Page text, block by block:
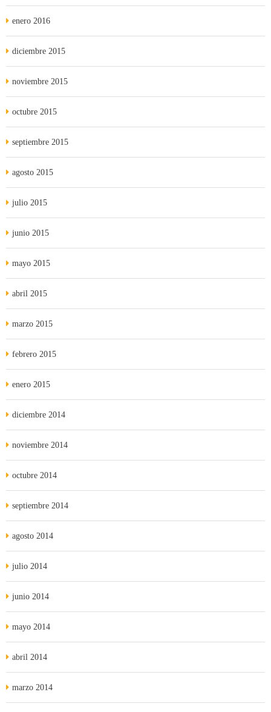
enero 2016
diciembre 2015
noviembre 2015
octubre 2015
septiembre 2015
agosto 2015
julio 2015
junio 2015
mayo 2015
abril 2015
marzo 2015
febrero 2015
enero 2015
diciembre 2014
noviembre 2014
octubre 2014
septiembre 2014
agosto 2014
julio 2014
junio 2014
mayo 2014
abril 2014
marzo 2014